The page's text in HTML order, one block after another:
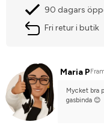
90 dagars
Fri retur i butik
Maria P
Mycket bra
gasbinda 😊